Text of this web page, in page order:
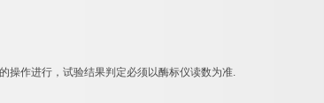
操作进行，试验结果判定必须以酶标仪读数为准.